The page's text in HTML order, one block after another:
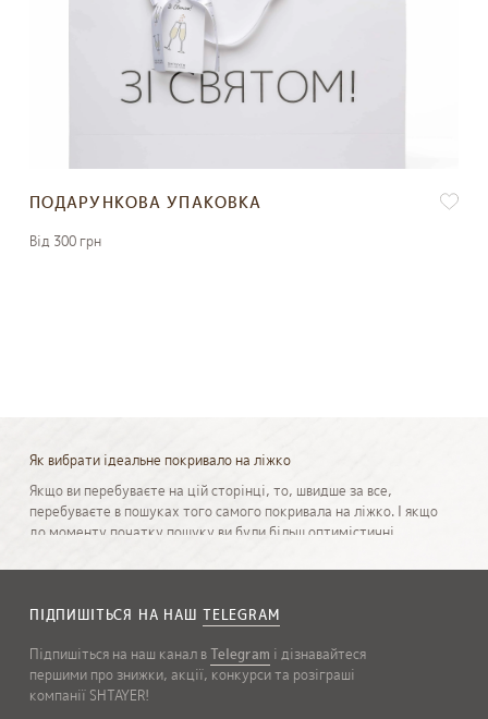
ПОДАРУНКОВА УПАКОВКА
Вiд 300 грн
Як вибрати ідеальне покривало на ліжко
Якщо ви перебуваєте на цій сторінці, то, швидше за все,
перебуваєте в пошуках того самого покривала на ліжко. І якщо
до моменту початку пошуку ви були більш оптимістичні
поспішаємо вас трохи підбадьорити і підказати, як же зробити
Звичайно, можна особливо не морочитися, відкрити каталог і
вибрати просто вподобану модель. Але в такому випадку є
велика ймовірність, що застеливши свою ліжко новим
покривалом, ви можете випробувати дуже сильне розчарування
в покупці. Адже покривало, як і будь-яка інша річ в кімнаті,
ПІДПИШІТЬСЯ НА НАШ TELEGRAM
Підпишіться на наш канал вTelegram і дізнавайтеся
першими про знижки, акції, конкурси та розіграші
компанії SHTAYER!